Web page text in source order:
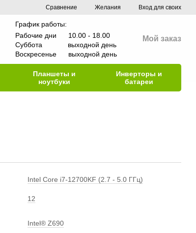
Сравнение Желания Вход для своих
График работы:
Рабочие дни 10.00 - 18.00
Суббота выходной день
Воскресенье выходной день
Мой заказ
Планшеты и
ноутбуки
Инверторы и
батареи
Intel Core i7-12700KF (2.7 - 5.0 ГГц)
12
Intel® Z690